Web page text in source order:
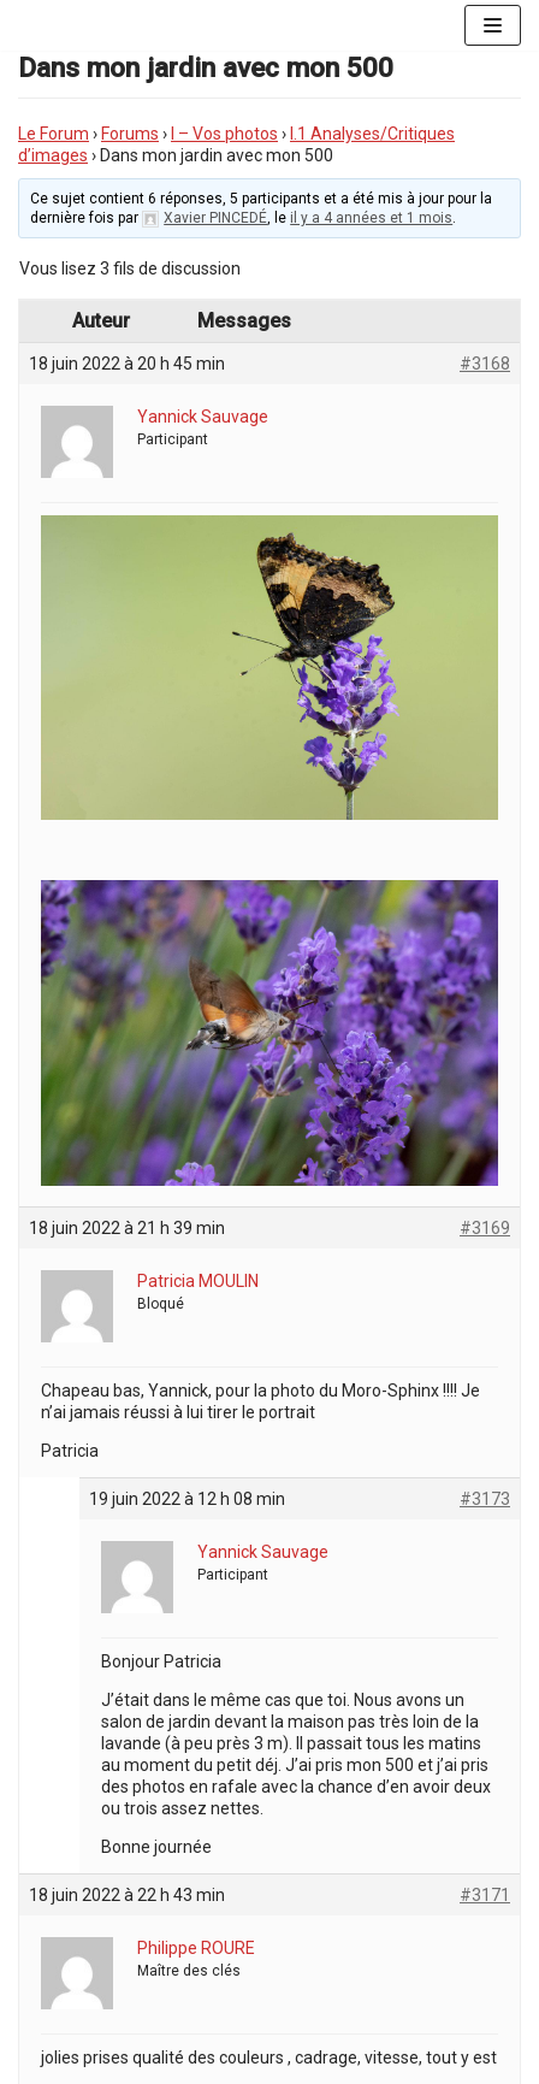
au
contenu
Dans mon jardin avec mon 500
Le Forum › Forums › I – Vos photos ›
I.1 Analyses/Critiques
d’images › Dans mon jardin avec mon 500
Ce sujet contient 6 réponses, 5 participants et a été mis à jour pour la
dernière fois par
Xavier PINCEDÉ, le il y a 4 années et 1 mois.
Vous lisez 3 fils de discussion
Auteur Messages
18 juin 2022 à 20 h 45 min #3168
Yannick Sauvage
Participant
18 juin 2022 à 21 h 39 min #3169
Patricia MOULIN
Bloqué
Chapeau bas, Yannick, pour la photo du Moro-Sphinx !!!! Je
n’ai jamais réussi à lui tirer le portrait
Patricia
19 juin 2022 à 12 h 08 min #3173
Yannick Sauvage
Participant
Bonjour Patricia
J’était dans le même cas que toi. Nous avons un
salon de jardin devant la maison pas très loin de la
lavande (à peu près 3 m). Il passait tous les matins
au moment du petit déj. J’ai pris mon 500 et j’ai pris
des photos en rafale avec la chance d’en avoir deux
ou trois assez nettes.
Bonne journée
18 juin 2022 à 22 h 43 min #3171
Philippe ROURE
Maître des clés
jolies prises qualité des couleurs , cadrage, vitesse, tout y est